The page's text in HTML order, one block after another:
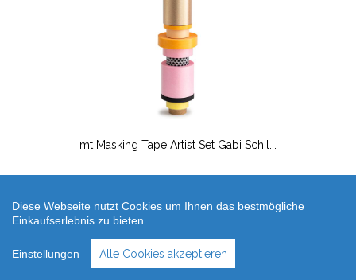
mt Masking Tape Artist Set Gabi Schil...
Diese Webseite nutzt Cookies um Ihnen das bestmögliche
Einkaufserlebnis zu bieten.
Einstellungen Alle Cookies akzeptieren